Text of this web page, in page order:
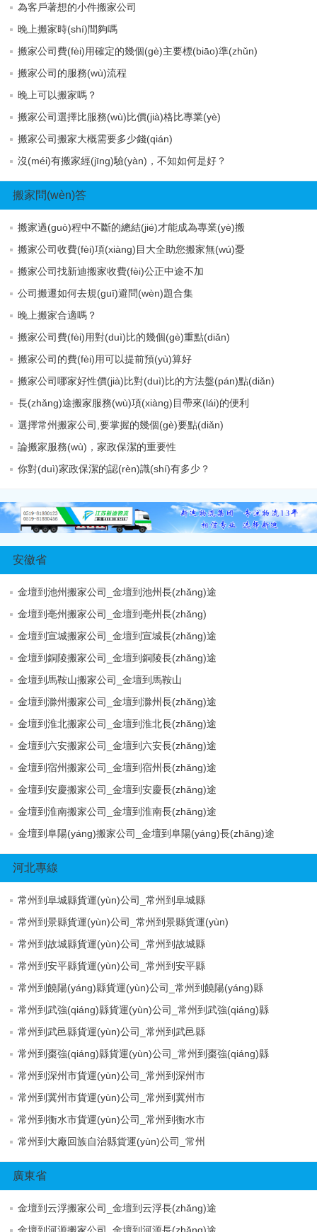
為客戶著想的小件搬家公司
晚上搬家時(shí)間夠嗎
搬家公司費(fèi)用確定的幾個(gè)主要標(biāo)準(zhǔn)
搬家公司的服務(wù)流程
晚上可以搬家嗎？
搬家公司選擇比服務(wù)比價(jià)格比專業(yè)
搬家公司搬家大概需要多少錢(qián)
沒(méi)有搬家經(jīng)驗(yàn)，不知如何是好？
搬家問(wèn)答
搬家過(guò)程中不斷的總結(jié)才能成為專業(yè)搬
搬家公司收費(fèi)項(xiàng)目大全助您搬家無(wú)憂
搬家公司找新迪搬家收費(fèi)公正中途不加
公司搬遷如何去規(guī)避問(wèn)題合集
晚上搬家合適嗎？
搬家公司費(fèi)用對(duì)比的幾個(gè)重點(diǎn)
搬家公司的費(fèi)用可以提前預(yù)算好
搬家公司哪家好性價(jià)比對(duì)比的方法盤(pán)點(diǎn)
長(zhǎng)途搬家服務(wù)項(xiàng)目帶來(lái)的便利
選擇常州搬家公司,要掌握的幾個(gè)要點(diǎn)
論搬家服務(wù)，家政保潔的重要性
你對(duì)家政保潔的認(rèn)識(shí)有多少？
安徽省
金壇到池州搬家公司_金壇到池州長(zhǎng)途
金壇到亳州搬家公司_金壇到亳州長(zhǎng)
金壇到宣城搬家公司_金壇到宣城長(zhǎng)途
金壇到銅陵搬家公司_金壇到銅陵長(zhǎng)途
金壇到馬鞍山搬家公司_金壇到馬鞍山
金壇到滁州搬家公司_金壇到滁州長(zhǎng)途
金壇到淮北搬家公司_金壇到淮北長(zhǎng)途
金壇到六安搬家公司_金壇到六安長(zhǎng)途
金壇到宿州搬家公司_金壇到宿州長(zhǎng)途
金壇到安慶搬家公司_金壇到安慶長(zhǎng)途
金壇到淮南搬家公司_金壇到淮南長(zhǎng)途
金壇到阜陽(yáng)搬家公司_金壇到阜陽(yáng)長(zhǎng)途
河北專線
常州到阜城縣貨運(yùn)公司_常州到阜城縣
常州到景縣貨運(yùn)公司_常州到景縣貨運(yùn)
常州到故城縣貨運(yùn)公司_常州到故城縣
常州到安平縣貨運(yùn)公司_常州到安平縣
常州到饒陽(yáng)縣貨運(yùn)公司_常州到饒陽(yáng)縣
常州到武強(qiáng)縣貨運(yùn)公司_常州到武強(qiáng)縣
常州到武邑縣貨運(yùn)公司_常州到武邑縣
常州到棗強(qiáng)縣貨運(yùn)公司_常州到棗強(qiáng)縣
常州到深州市貨運(yùn)公司_常州到深州市
常州到冀州市貨運(yùn)公司_常州到冀州市
常州到衡水市貨運(yùn)公司_常州到衡水市
常州到大廠回族自治縣貨運(yùn)公司_常州
廣東省
金壇到云浮搬家公司_金壇到云浮長(zhǎng)途